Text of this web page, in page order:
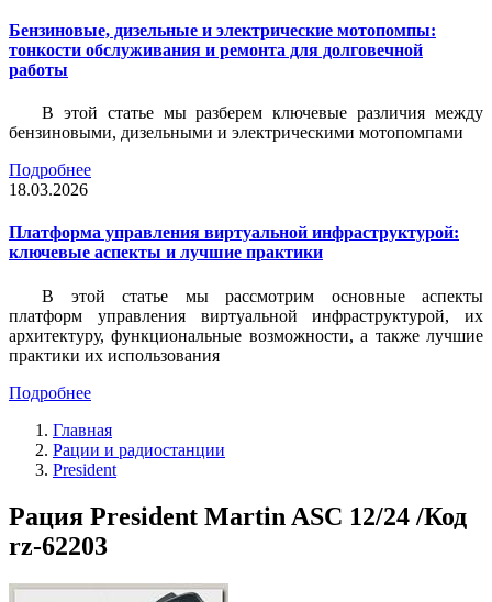
Бензиновые, дизельные и электрические мотопомпы:
тонкости обслуживания и ремонта для долговечной
работы
В этой статье мы разберем ключевые различия между
бензиновыми, дизельными и электрическими мотопомпами
Подробнее
18.03.2026
Платформа управления виртуальной инфраструктурой:
ключевые аспекты и лучшие практики
В этой статье мы рассмотрим основные аспекты
платформ управления виртуальной инфраструктурой, их
архитектуру, функциональные возможности, а также лучшие
практики их использования
Подробнее
Главная
Рации и радиостанции
President
Рация President Martin ASC 12/24 /Код
rz-62203